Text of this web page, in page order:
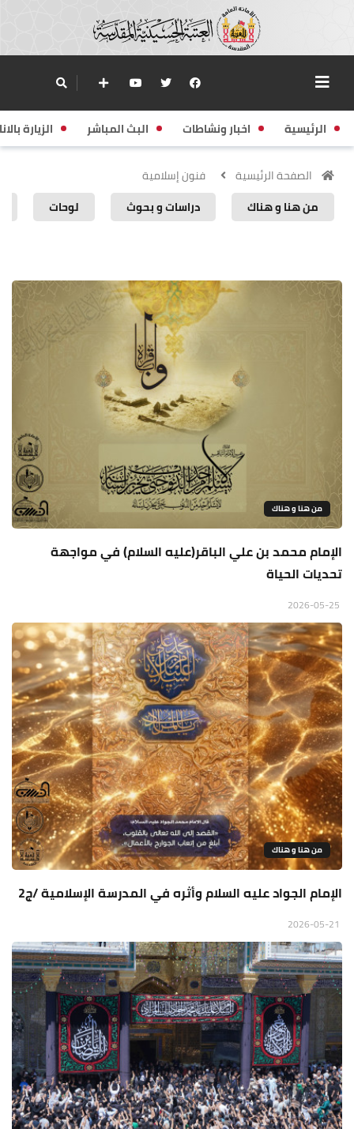
الرئيسية اخبار ونشاطات البث المباشر الزيارة
الصفحة الرئيسية
فنون إسلامية
من هنا و هناك
دراسات و بحوث لوحات
من هنا و هناك
الإمام محمد بن علي الباقر(عليه السلام) في مواجهة
تحديات الحياة
من هنا و هناك
الإمام الجواد عليه السلام وأثره في المدرسة الإسلامية /ج2